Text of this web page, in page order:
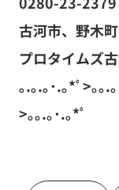
古河市、野木
プロタイムズ
｡.｡.｡･.｡*ﾟ>｡｡.
>｡｡.｡･.｡*ﾟ